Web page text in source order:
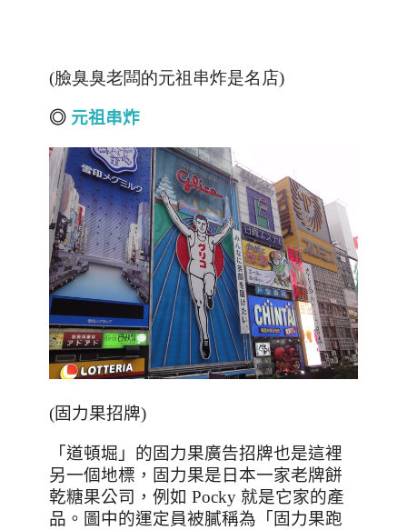
(臉臭臭老闆的元祖串炸是名店)
◎ 元祖串炸
(固力果招牌)
「 道頓堀 」 的固力果廣告招牌也是這裡
另一個地標，固力果是日本一家老牌餅
乾糖果公司，例如 Pocky 就是它家的產
品。圖中的運定員被膩稱為 「固力果跑